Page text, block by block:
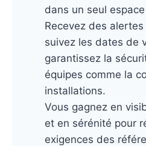
dans un seul
Recevez des
suivez les dates de
garantissez la
équipes comme la
installations.
Vous gagnez en
et en sérénité pour
exigences des